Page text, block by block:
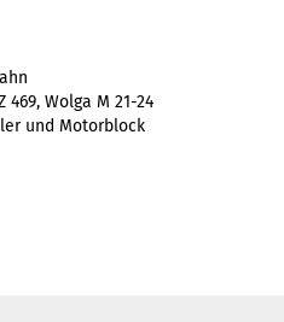
469, Wolga M 21-24
und Motorblock